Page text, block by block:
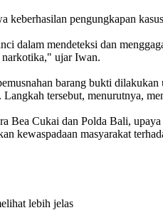
keberhasilan pengungkapan
dalam mendeteksi dan
narkotika," ujar Iwan.
barang bukti
tersebut, menurutnya,
Bea Cukai dan Polda Bali,
kewaspadaan masyarakat
lebih jelas